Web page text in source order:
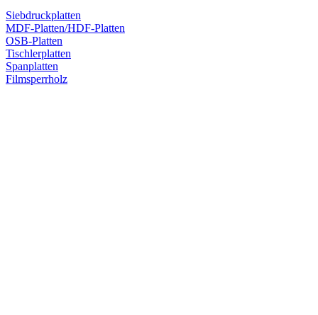
Siebdruckplatten
MDF-Platten/HDF-Platten
OSB-Platten
Tischlerplatten
Spanplatten
Filmsperrholz